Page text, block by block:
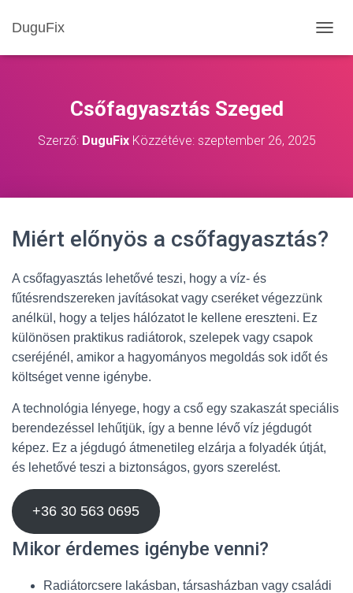
DuguFix
Csőfagyasztás Szeged
Szerző: DuguFixKözzétéve: szeptember 26, 2025
Miért előnyös a csőfagyasztás?
A csőfagyasztás lehetővé teszi, hogy a víz- és
fűtésrendszereken javításokat vagy cseréket végezzünk
anélkül, hogy a teljes hálózatot le kellene ereszteni. Ez
különösen praktikus radiátorok, szelepek vagy csapok
cseréjénél, amikor a hagyományos megoldás sok időt és
költséget venne igénybe.
A technológia lényege, hogy a cső egy szakaszát speciális
berendezéssel lehűtjük, így a benne lévő víz jégdugót
képez. Ez a jégdugó átmenetileg elzárja a folyadék útját,
és lehetővé teszi a biztonságos, gyors szerelést.
+36 30 563 0695
Mikor érdemes igénybe venni?
Radiátorcsere lakásban, társasházban vagy családi